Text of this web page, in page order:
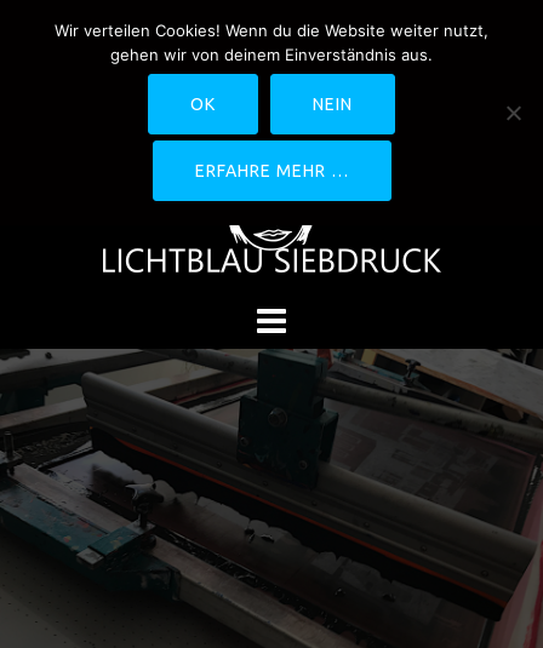
0170-4800361
drucken@lichtblau-
siebdruck.de
Schwedlerstraße 1 - 5 60314
Wir verteilen Cookies! Wenn du die Website weiter nutzt,
gehen wir von deinem Einverständnis aus.
OK NEIN
ERFAHRE MEHR …